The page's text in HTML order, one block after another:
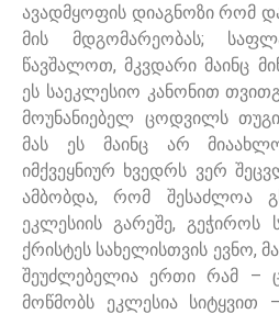
ავადმყოფის დიაგნოზი რომ
მის მდგომარეობას;
წავშალოთ, მკვდარი მაინც
ეს საეკლესიო კანონით
მოუნანიებელ ცოდვილს
მას ეს მაინც არ
იმქვეყნიურ ხვედრს ვერ
ამბობდა, რომ შესაძლოა
ეკლესიის გარეშე, გეჭიროს
ქრისტეს სახელისთვის ევნო,
შეუძლებელია ერთი რამ –
მოწმობს ეკლესია სიტყვით